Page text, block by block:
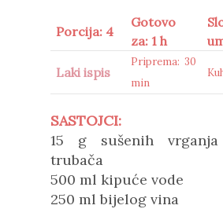
Porcija: 4
Gotovo
za: 1 h
Laki ispis
Priprema: 30
min
SASTOJCI:
15 g sušenih
trubača
500 ml kipuće vode
250 ml bijelog vina